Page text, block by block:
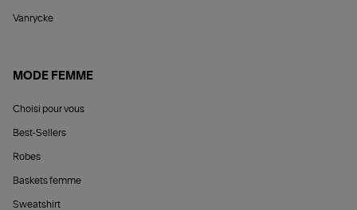
Vanrycke
MODE FEMME
Choisi pour vous
Best-Sellers
Robes
Baskets femme
Sweatshirt